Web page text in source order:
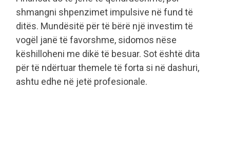
shmangni shpenzimet impulsive në fund të
ditës. Mundësitë për të bërë një investim të
vogël janë të favorshme, sidomos nëse
këshilloheni me dikë të besuar. Sot është dita
për të ndërtuar themele të forta si në dashuri,
ashtu edhe në jetë profesionale.